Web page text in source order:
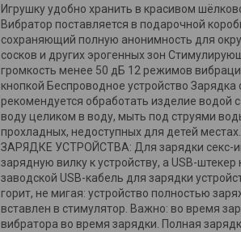
Игрушку удобно хранить в красивом
Вибратор поставляется в подарочной
сохраняющий полную анонимность для
сосков и других эрогенных зон
громкость менее 50 дБ 12 режимов
кнопкой Беспроводное устройство
рекомендуется обработать изделие
воду целиком в воду, мыть под струями
прохладных, недоступных для детей
ЗАРЯДКЕ УСТРОЙСТВА: Для зарядки секс-
зарядную вилку к устройству, а USB-
заводской USB-кабель для зарядки
горит, не мигая: устройство полностью
вставлен в стимулятор. Важно: во время
вибратора во время зарядки. Полная